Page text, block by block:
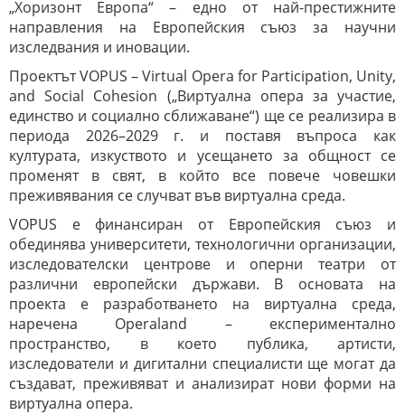
„Хоризонт Европа“ – едно от най-престижните
направления на Европейския съюз за научни
изследвания и иновации.
Проектът VOPUS – Virtual Opera for Participation, Unity,
and Social Cohesion („Виртуална опера за участие,
единство и социално сближаване“) ще се реализира в
периода 2026–2029 г. и поставя въпроса как
културата, изкуството и усещането за общност се
променят в свят, в който все повече човешки
преживявания се случват във виртуална среда.
VOPUS е финансиран от Европейския съюз и
обединява университети, технологични организации,
изследователски центрове и оперни театри от
различни европейски държави. В основата на
проекта е разработването на виртуална среда,
наречена Operaland – експериментално
пространство, в което публика, артисти,
изследователи и дигитални специалисти ще могат да
създават, преживяват и анализират нови форми на
виртуална опера.